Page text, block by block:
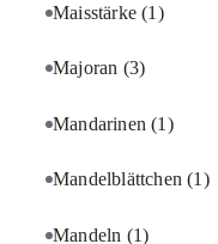
Maisstärke(1)
Majoran (3)
Mandarinen(1)
Mandelblättchen(1)
Mandeln (1)